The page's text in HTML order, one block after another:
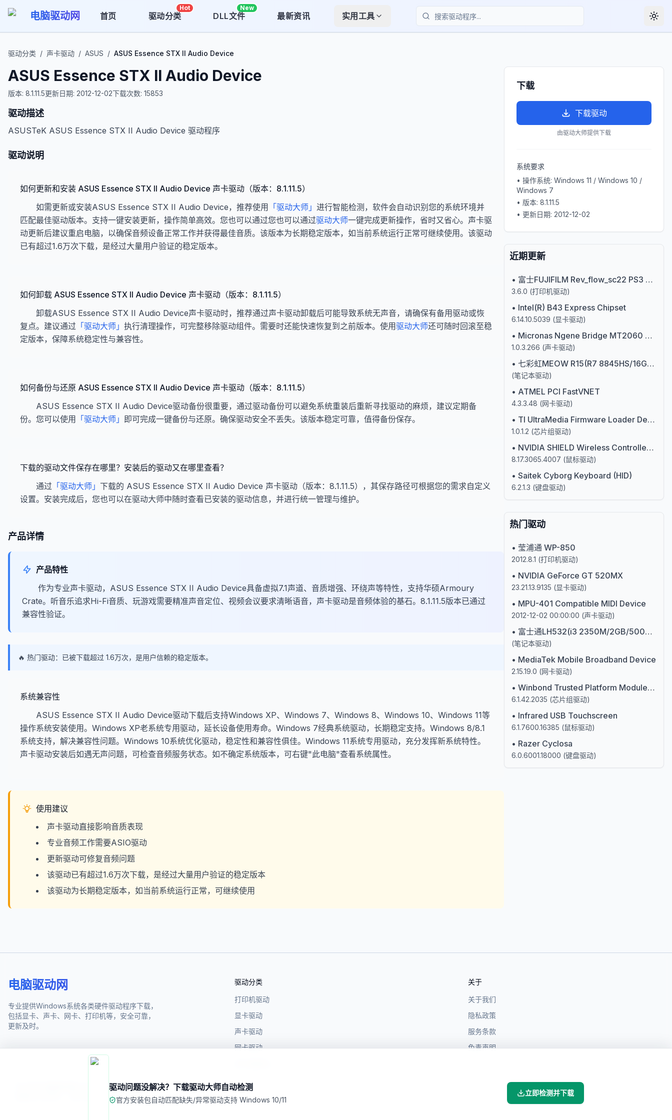
电脑驱动网 首页 驱动分类
Hot
DLL文件
New
最新资讯
实用工具
搜索
驱动分类 / 声卡驱动 / ASUS / ASUS Essence STX II Audio Device
ASUS Essence STX II Audio Device
版本: 8.1.11.5更新日期: 2012-12-02下载次数: 15853
驱动描述
ASUSTeK ASUS Essence STX II Audio Device 驱动程序
驱动说明
如何更新和安装 ASUS Essence STX II Audio Device 声卡驱动（版本：8.1.11.5）
如需更新或安装ASUS Essence STX II Audio Device，推荐使用
「驱动大师」 进行智能检测，软件会自动识别您的系统环境并
匹配最佳驱动版本。支持一键安装更新，操作简单高效。您也可以通过您也可以通过驱动大师一键完成更新操作，省时又省心。声卡驱
动更新后建议重启电脑，以确保音频设备正常工作并获得最佳音质。该版本为长期稳定版本，如当前系统运行正常可继续使用。该驱动
已有超过1.6万次下载，是经过大量用户验证的稳定版本。
如何卸载 ASUS Essence STX II Audio Device 声卡驱动（版本：8.1.11.5）
卸载ASUS Essence STX II Audio Device声卡驱动时，推荐通过声卡驱动卸载后可能导致系统无声音，请确保有备用驱动或恢
复点。建议通过 「驱动大师」 执行清理操作，可完整移除驱动组件。需要时还能快速恢复到之前版本。使用驱动大师还可随时回滚至稳
定版本，保障系统稳定性与兼容性。
如何备份与还原 ASUS Essence STX II Audio Device 声卡驱动（版本：8.1.11.5）
ASUS Essence STX II Audio Device驱动备份很重要，通过驱动备份可以避免系统重装后重新寻找驱动的麻烦，建议定期备
份。您可以使用
「驱动大师」 即可完成一键备份与还原。确保驱动安全不丢失。该版本稳定可靠，值得备份保存。
下载的驱动文件保存在哪里？安装后的驱动又在哪里查看？
通过 「驱动大师」 下载的 ASUS Essence STX II Audio Device 声卡驱动（版本：8.1.11.5），其保存路径可根据您的需求自定义
设置。安装完成后，您也可以在驱动大师中随时查看已安装的驱动信息，并进行统一管理与维护。
产品详情
产品特性
作为专业声卡驱动，ASUS Essence STX II Audio Device具备虚拟7.1声道、音质增强、环绕声等特性，支持华硕Armoury
Crate。听音乐追求Hi-Fi音质、玩游戏需要精准声音定位、视频会议要求清晰语音，声卡驱动是音频体验的基石。8.1.11.5版本已通过
兼容性验证。
🔥 热门驱动：已被下载超过 1.6万次，是用户信赖的稳定版本。
系统兼容性
ASUS Essence STX II Audio Device驱动下载后支持Windows XP、Windows 7、Windows 8、Windows 10、Windows 11等
操作系统安装使用。Windows XP老系统专用驱动，延长设备使用寿命。Windows 7经典系统驱动，长期稳定支持。Windows 8/8.1
系统支持，解决兼容性问题。Windows 10系统优化驱动，稳定性和兼容性俱佳。Windows 11系统专用驱动，充分发挥新系统特性。
声卡驱动安装后如遇无声问题，可检查音频服务状态。如不确定系统版本，可右键"此电脑"查看系统属性。
使用建议
声卡驱动直接影响音质表现
专业音频工作需要ASIO驱动
更新驱动可修复音频问题
该驱动已有超过1.6万次下载，是经过大量用户验证的稳定版本
该驱动为长期稳定版本，如当前系统运行正常，可继续使用
下载
下载驱动
由驱动大师提供下载
系统要求
• 操作系统: Windows 11 / Windows 10 /
Windows 7
• 版本: 8.1.11.5
• 更新日期: 2012-12-02
近期更新
• 富士FUJIFILM Rev_flow_sc22 PS3 打印机驱动
3.6.0 (打印机驱动)
• Intel(R) B43 Express Chipset
6.14.10.5039 (显卡驱动)
• Micronas Ngene Bridge MT2060 DVBT/TV-Tuner ((MT2060+Drxd)
1.0.3.266 (声卡驱动)
• 七彩虹MEOW R15(R7 8845HS/16GB/512GB/RTX4070/165Hz)锐龙R7处理器
(笔记本驱动)
• ATMEL PCI FastVNET
4.3.3.48 (网卡驱动)
• TI UltraMedia Firmware Loader Device
1.0.1.2 (芯片组驱动)
• NVIDIA SHIELD Wireless Controller Trackpad
8.17.3065.4007 (鼠标驱动)
• Saitek Cyborg Keyboard (HID)
6.2.1.3 (键盘驱动)
热门驱动
• 莹浦通 WP-850
2012.8.1 (打印机驱动)
• NVIDIA GeForce GT 520MX
23.21.13.9135 (显卡驱动)
• MPU-401 Compatible MIDI Device
2012-12-02 00:00:00 (声卡驱动)
• 富士通LH532(i3 2350M/2GB/500GB/Win7)丁香紫
(笔记本驱动)
• MediaTek Mobile Broadband Device
2.15.19.0 (网卡驱动)
• Winbond Trusted Platform Module 1.2
6.1.42.2035 (芯片组驱动)
• Infrared USB Touchscreen
6.1.7600.16385 (鼠标驱动)
• Razer Cyclosa
6.0.6001.18000 (键盘驱动)
驱动问题没解决？下载驱动大师自动检测
官方安装包自动匹配缺失/异常驱动支持 Windows 10/11
立即检测并下载
电脑驱动网
专业提供Windows系统各类硬件驱动程序下载，
包括显卡、声卡、网卡、打印机等，安全可靠，
更新及时。
驱动分类
打印机驱动
显卡驱动
声卡驱动
网卡驱动
关于
关于我们
隐私政策
服务条款
免责声明
电脑驱动网. All rights reserved.
苏ICP备2025187993号